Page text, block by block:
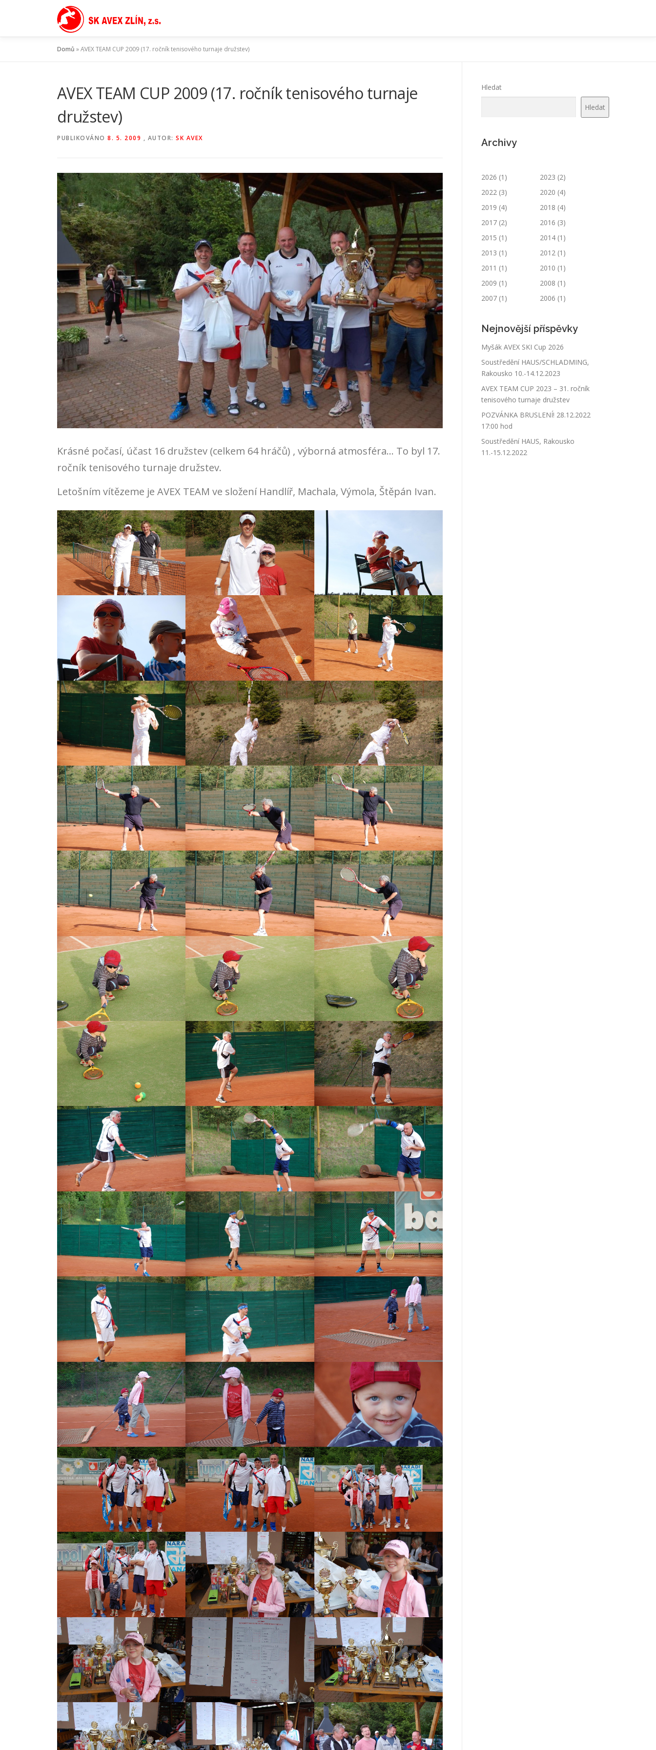
Domů »AVEX TEAM CUP 2009 (17. ročník tenisového turnaje družstev)
AVEX TEAM CUP 2009 (17. ročník tenisového turnaje
družstev)
PUBLIKOVÁNO 8. 5. 2009 , AUTOR: SK AVEX
Krásné počasí, účast 16 družstev (celkem 64 hráčů) , výborná atmosféra… To byl 17.
ročník tenisového turnaje družstev.
Letošním vítězeme je AVEX TEAM ve složení Handlíř, Machala, Výmola, Štěpán Ivan.
Hledat
Hledat
Archivy
2026 (1) 2023 (2)
2022 (3) 2020 (4)
2019 (4) 2018 (4)
2017 (2) 2016 (3)
2015 (1) 2014 (1)
2013 (1) 2012 (1)
2011 (1) 2010 (1)
2009 (1) 2008 (1)
2007 (1) 2006 (1)
Nejnovější příspěvky
Myšák AVEX SKI Cup 2026
Soustředění HAUS/SCHLADMING,
Rakousko 10.-14.12.2023
AVEX TEAM CUP 2023 – 31. ročník
tenisového turnaje družstev
POZVÁNKA BRUSLENÍ! 28.12.2022
17:00 hod
Soustředění HAUS, Rakousko
11.-15.12.2022